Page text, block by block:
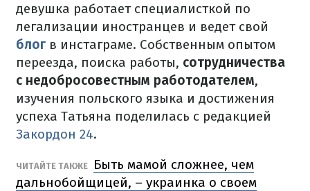
девушка работает специалисткой по
легализации иностранцев и ведет свой
блог в инстаграме. Собственным опытом
переезда, поиска работы, сотрудничества
с недобросовестным работодателем,
изучения польского языка и достижения
успеха Татьяна поделилась с редакцией
Закордон 24.
ЧИТАЙТЕ ТАКЖЕ
Быть мамой сложнее, чем
дальнобойщицей, – украинка о своем